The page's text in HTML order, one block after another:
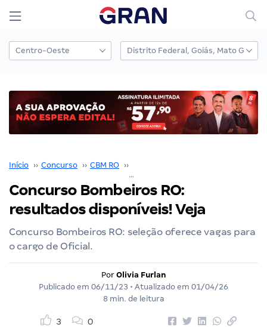
Início ›› Concurso ›› CBM RO ››
Concurso Bombeiros RO:
resultados disponíveis! Veja
Concurso Bombeiros RO: seleção oferece vagas para
o cargo de Oficial.
Por Olivia Furlan
Publicado em 06/11/23 • Atualizado em 01/04/26
8 min. de leitura
3 0